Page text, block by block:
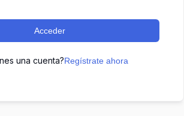
Acceder
una cuenta?Regístrate ahora